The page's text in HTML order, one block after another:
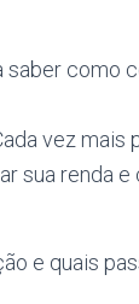
como
vez
sua renda
e quais